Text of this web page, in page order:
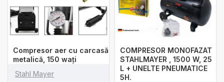
Stahl Mayer
Compresor aer cu carcasă
metalică, 150 wați
COMPRESOR MONOFAZAT
STAHLMAYER , 1500 W, 25
L + UNELTE PNEUMATICE
5H.